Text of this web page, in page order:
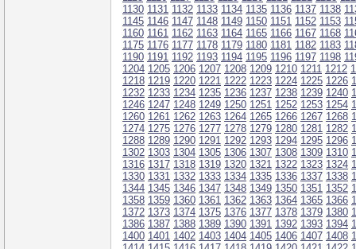
1130 1131 1132 1133 1134 1135 1136 1137 1138
1145 1146 1147 1148 1149 1150 1151 1152 1153
1160 1161 1162 1163 1164 1165 1166 1167 1168
1175 1176 1177 1178 1179 1180 1181 1182 1183
1190 1191 1192 1193 1194 1195 1196 1197 1198
1204 1205 1206 1207 1208 1209 1210 1211 1212
1218 1219 1220 1221 1222 1223 1224 1225 1226
1232 1233 1234 1235 1236 1237 1238 1239 1240
1246 1247 1248 1249 1250 1251 1252 1253 1254
1260 1261 1262 1263 1264 1265 1266 1267 1268
1274 1275 1276 1277 1278 1279 1280 1281 1282
1288 1289 1290 1291 1292 1293 1294 1295 1296
1302 1303 1304 1305 1306 1307 1308 1309 1310
1316 1317 1318 1319 1320 1321 1322 1323 1324
1330 1331 1332 1333 1334 1335 1336 1337 1338
1344 1345 1346 1347 1348 1349 1350 1351 1352
1358 1359 1360 1361 1362 1363 1364 1365 1366
1372 1373 1374 1375 1376 1377 1378 1379 1380
1386 1387 1388 1389 1390 1391 1392 1393 1394
1400 1401 1402 1403 1404 1405 1406 1407 1408